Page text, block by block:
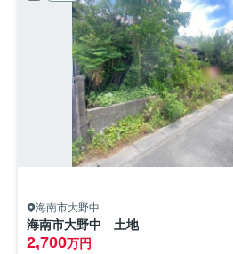
海南市大野中
海南市大野中 土地
2,700万円